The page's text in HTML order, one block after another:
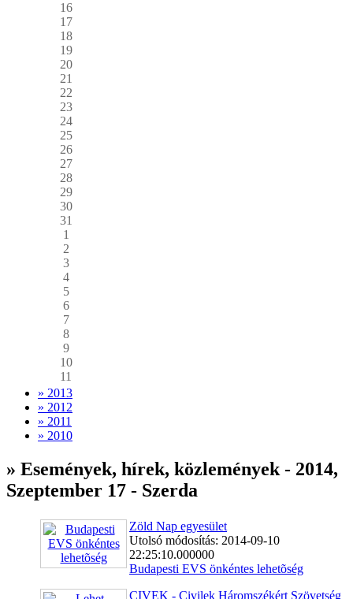
16
17
18
19
20
21
22
23
24
25
26
27
28
29
30
31
1
2
3
4
5
6
7
8
9
10
11
» 2013
» 2012
» 2011
» 2010
» Események, hírek, közlemények - 2014,
Szeptember 17 - Szerda
Zöld Nap egyesület
Utolsó módosítás: 2014-09-10
22:25:10.000000
Budapesti EVS önkéntes lehetõség
CIVEK - Civilek Háromszékért Szövetség